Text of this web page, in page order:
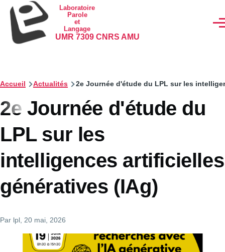
Aller au contenu principal
Laboratoire
Parole
et
Langage
UMR 7309 CNRS AMU
Accueil Actualités 2e Journée d'étude du LPL sur les
2e Journée d'étude du
LPL sur les
intelligences artificielles
génératives (IAg)
Par lpl , 20 mai, 2026